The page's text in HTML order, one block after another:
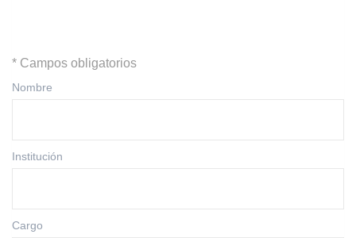
* Campos obligatorios
Nombre
Institución
Cargo